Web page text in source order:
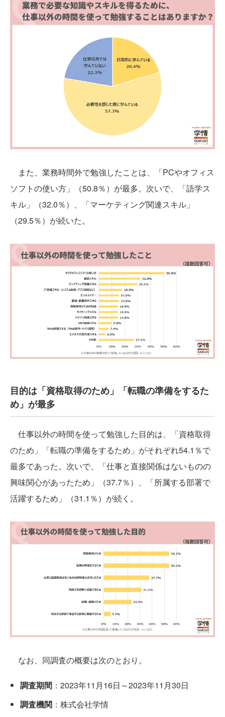
また、業務時間外で勉強したことは、「PCやオフィス
ソフトの使い方」（50.8％）が最多。次いで、「語学ス
キル」（32.0％）、「マーケティング関連スキル」
（29.5％）が続いた。
目的は「資格取得のため」「転職の準備をするた
め」が最多
仕事以外の時間を使って勉強した目的は、「資格取得
のため」「転職の準備をするため」がそれぞれ54.1％で
最多であった。次いで、「仕事と直接関係はないものの
興味関心があったため」（37.7％）、「所属する部署で
活躍するため」（31.1％）が続く。
なお、同調査の概要は次のとおり。
調査期間 ：2023年11月16日～2023年11月30日
調査機関 ：株式会社学情